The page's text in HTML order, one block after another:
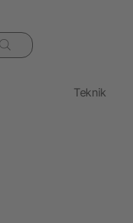
Teknik